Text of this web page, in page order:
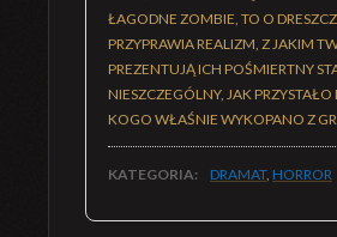
ŁAGODNE ZOMBIE, TO O
PRZYPRAWIA REALIZM, Z JAKIM
PREZENTUJĄ ICH POŚMIERTNY
NIESZCZEGÓLNY, JAK
KOGO WŁAŚNIE WYKOPANO Z
KATEGORIA: DRAMAT, HORROR